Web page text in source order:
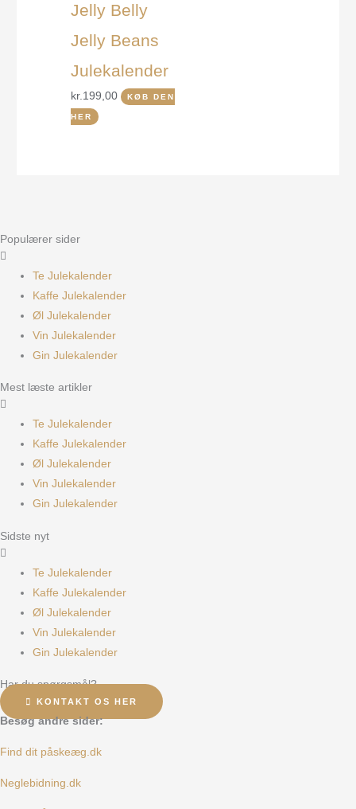
Jelly Belly
Jelly Beans
Julekalender
kr.199,00 KØB DEN
HER
Populærer sider
Te Julekalender
Kaffe Julekalender
Øl Julekalender
Vin Julekalender
Gin Julekalender
Mest læste artikler
Te Julekalender
Kaffe Julekalender
Øl Julekalender
Vin Julekalender
Gin Julekalender
Sidste nyt
Te Julekalender
Kaffe Julekalender
Øl Julekalender
Vin Julekalender
Gin Julekalender
Har du spørgsmål?
KONTAKT OS HER
Besøg andre sider:
Find dit påskeæg.dk
Neglebidning.dk